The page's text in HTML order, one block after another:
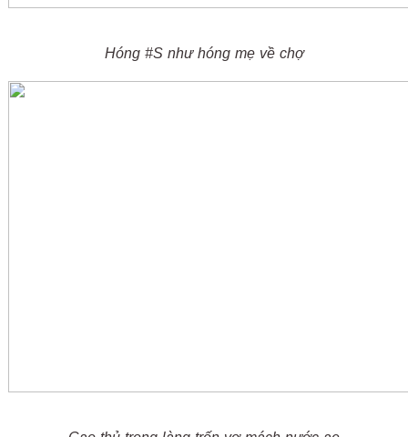
Hóng #S như hóng mẹ về chợ